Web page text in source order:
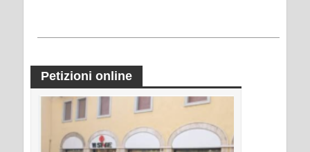
Petizioni online